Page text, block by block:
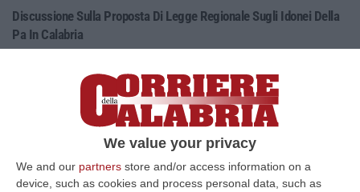
We value your privacy
We and our partners store and/or access information on a
device, such as cookies and process personal data, such as
Discussione Sulla Proposta Di Legge Regionale Sugli Idonei Della
Pa In Calabria
Regione Calabria siamo tra i potenziali beneficiari della proposta d…
07 Agosto, 22:35
Basilica Dell’Immacolata Concezione Di Catanzaro, Ferro:
«finanziamento Da 800 Milioni Di Euro»
“CATANZARO «Con un importante finanziamento di 800 mila euro, si potrà
dare avvio agli attesi lavori di ristrutturazione della Basilica dell…